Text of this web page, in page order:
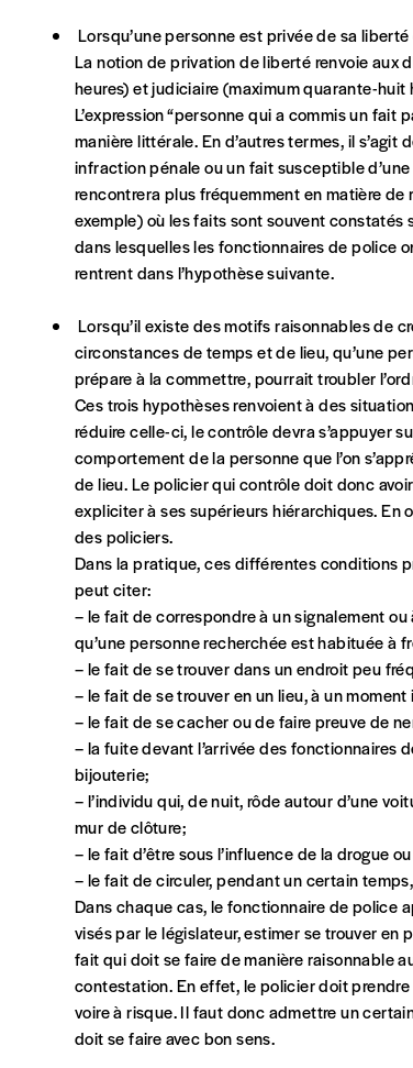
AJOUTER
Offre découverte
Vous souhaitez découvrir Imag? Nous vous
Je souhaite bénéficier de l’offre
Cadeau
Faites découvrir l' à un·e ami·e et
J’offre un abonnement (5
J’offre le(s) numéro(s)
Vos coordonnées
Prénom*
Organisation
Téléphone
Rue
Code postal
Lorsqu’une personne est privée de sa
La notion de privation de liberté renvoie aux
heures) et judiciaire (maximum quarante-huit
L’expression “personne qui a commis un fait
manière littérale. En d’autres termes, il
infraction pénale ou un fait susceptible
rencontrera plus fréquemment en matière
exemple) où les faits sont souvent constatés
dans lesquelles les fonctionnaires de police
rentrent dans l’hypothèse suivante.
Lorsqu’il existe des motifs raisonnables de
circonstances de temps et de lieu, qu’une
prépare à la commettre, pourrait troubler
Ces trois hypothèses renvoient à des
réduire celle-ci, le contrôle devra s’appuyer
comportement de la personne que l’on
de lieu. Le policier qui contrôle doit donc
expliciter à ses supérieurs hiérarchiques. En
des policiers.
Dans la pratique, ces différentes conditions
peut citer:
– le fait de correspondre à un signalement
qu’une personne recherchée est habituée à
– le fait de se trouver dans un endroit peu
– le fait de se trouver en un lieu, à un
– le fait de se cacher ou de faire preuve de
– la fuite devant l’arrivée des fonctionnaires
bijouterie;
– l’individu qui, de nuit, rôde autour d’une
mur de clôture;
– le fait d’être sous l’influence de la drogue
– le fait de circuler, pendant un certain
Dans chaque cas, le fonctionnaire de police
visés par le législateur, estimer se trouver en
fait qui doit se faire de manière raisonnable
contestation. En effet, le policier doit
voire à risque. Il faut donc admettre un
doit se faire avec bon sens.